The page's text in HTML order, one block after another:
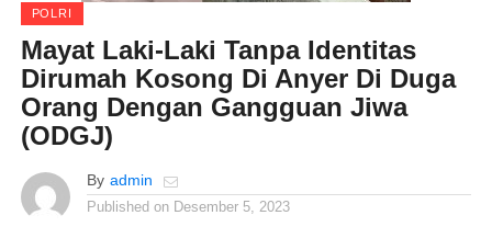
POLRI
Mayat Laki-Laki Tanpa Identitas
Dirumah Kosong Di Anyer Di Duga
Orang Dengan Gangguan Jiwa
(ODGJ)
By admin
Published on Desember 5, 2023